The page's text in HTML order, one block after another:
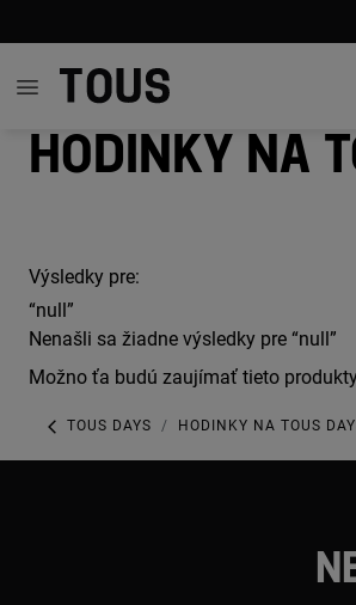
Hodinky na
Výsledky pre:
“null”
Nenašli sa žiadne výsledky pre “null”
Možno ťa budú zaujímať tieto
TOUS DAYS HODINKY NA TOUS